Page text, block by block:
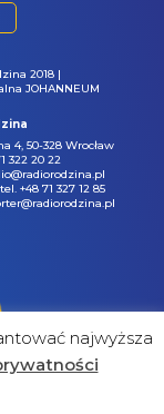
2018 |
JOHANNEUM
4, 50-328 Wrocław
322 20 22
+48 71 327 12 85
najwyższa